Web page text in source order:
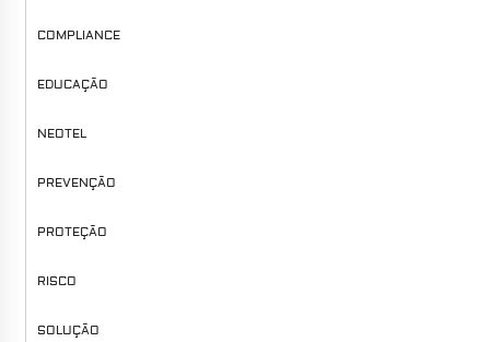
COMPLIANCE
EDUCAÇÃO
NEOTEL
PREVENÇÃO
PROTEÇÃO
RISCO
SOLUÇÃO